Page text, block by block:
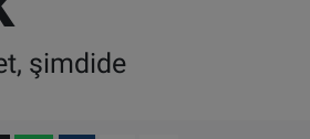
şimdide